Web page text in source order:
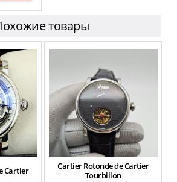
товары
Cartier
Cartier Rotonde de Cartier
Tourbillon